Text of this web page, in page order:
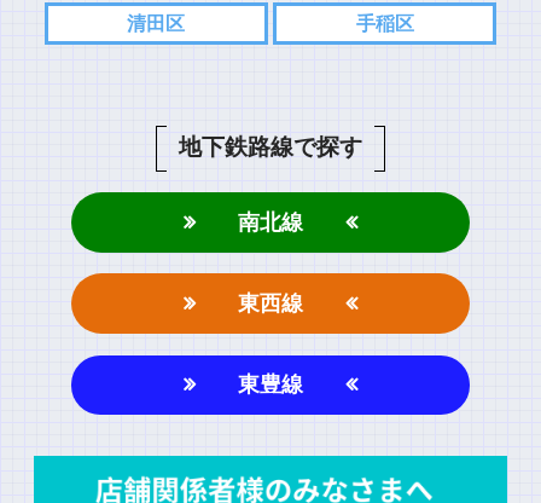
清田区 手稲区
地下鉄路線で探す
南北線
東西線
東豊線